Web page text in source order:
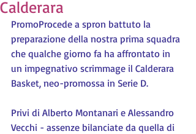
Calderara
PromoProcede a spron battuto la
preparazione della nostra prima squadra
che qualche giorno fa ha affrontato in
un impegnativo scrimmage il Calderara
Basket, neo-promossa in Serie D.
Privi di Alberto Montanari e Alessandro
Vecchi - assenze bilanciate da quella di